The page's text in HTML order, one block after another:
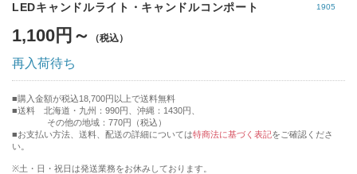
1905
LEDキャンドルライト・キャンドルコンポート
1,100円～
再入荷待ち
購入金額が税込18,700円以上で送料無料
送料 北海道・九州：990円、沖縄：1430円、
その他の地域：770円（税込）
■お支払い方法、送料、配送の詳細については特商法に基づく表記をご確認くださ
い。
※土・日・祝日は発送業務をお休みしております。